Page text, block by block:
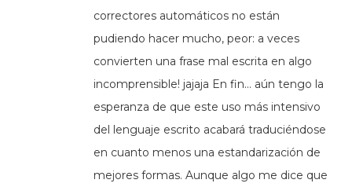
correctores automáticos no están
pudiendo hacer mucho, peor: a veces
convierten una frase mal escrita en algo
incomprensible! jajaja En fin… aún tengo la
esperanza de que este uso más intensivo
del lenguaje escrito acabará traduciéndose
en cuanto menos una estandarización de
mejores formas. Aunque algo me dice que